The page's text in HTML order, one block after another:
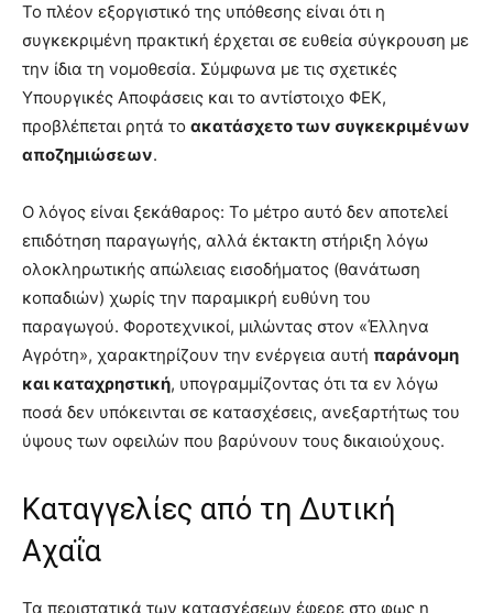
Το πλέον εξοργιστικό της υπόθεσης είναι ότι η
συγκεκριμένη πρακτική έρχεται σε ευθεία σύγκρουση με
την ίδια τη νομοθεσία. Σύμφωνα με τις σχετικές
Υπουργικές Αποφάσεις και το αντίστοιχο ΦΕΚ,
προβλέπεται ρητά το ακατάσχετο των συγκεκριμένων
αποζημιώσεων.
Ο λόγος είναι ξεκάθαρος: Το μέτρο αυτό δεν αποτελεί
επιδότηση παραγωγής, αλλά έκτακτη στήριξη λόγω
ολοκληρωτικής απώλειας εισοδήματος (θανάτωση
κοπαδιών) χωρίς την παραμικρή ευθύνη του
παραγωγού. Φοροτεχνικοί, μιλώντας στον «Έλληνα
Αγρότη», χαρακτηρίζουν την ενέργεια αυτή παράνομη
και καταχρηστική, υπογραμμίζοντας ότι τα εν λόγω
ποσά δεν υπόκεινται σε κατασχέσεις, ανεξαρτήτως του
ύψους των οφειλών που βαρύνουν τους δικαιούχους.
Καταγγελίες από τη Δυτική
Αχαΐα
Τα περιστατικά των κατασχέσεων έφερε στο φως η